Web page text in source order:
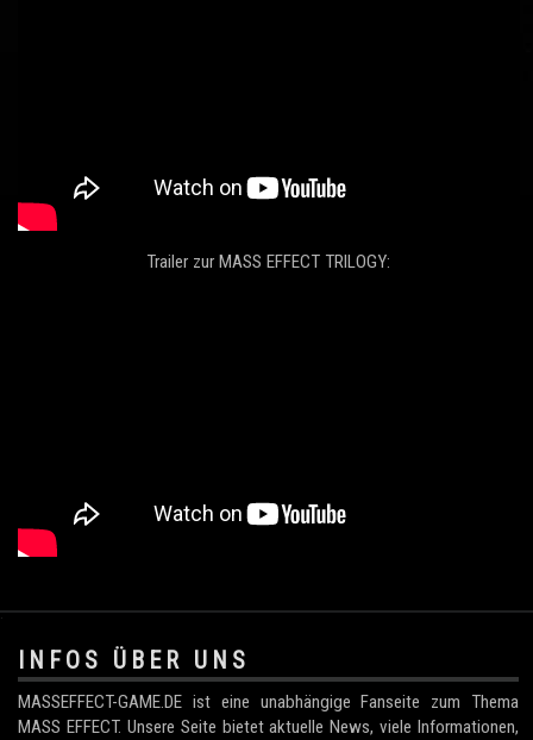
Trailer zur MASS EFFECT TRILOGY:
.
INFOS ÜBER UNS
MASSEFFECT-GAME.DE ist eine unabhängige Fanseite zum Thema
MASS EFFECT. Unsere Seite bietet aktuelle News, viele Informationen,